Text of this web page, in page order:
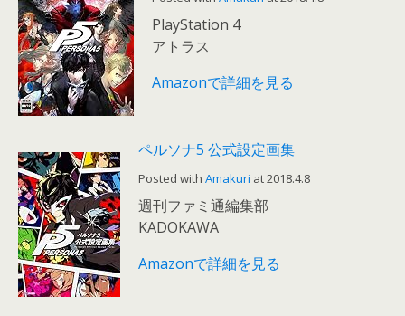
PlayStation 4
アトラス
Amazonで詳細を見る
ペルソナ5 公式設定画集
Posted with Amakuri at 2018.4.8
週刊ファミ通編集部
KADOKAWA
Amazonで詳細を見る